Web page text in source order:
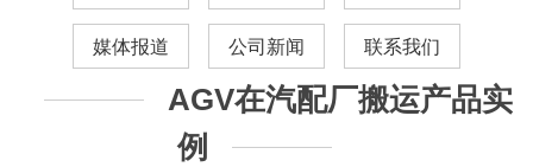
媒体报道 公司新闻 联系我们
AGV在汽配厂搬运产品实
例